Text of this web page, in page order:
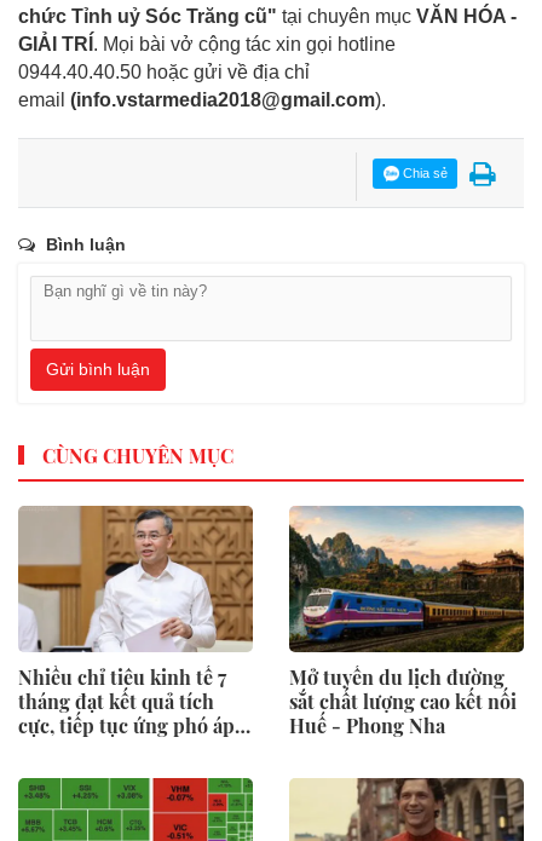
chức Tỉnh uỷ Sóc Trăng cũ" tại chuyên mục VĂN HÓA -
GIẢI TRÍ . Mọi bài vở cộng tác xin gọi hotline
0944.40.40.50 hoặc gửi về địa chỉ
email (info.vstarmedia2018@gmail.com).
Chia sẻ
Bình luận
Gửi bình luận
CÙNG CHUYÊN MỤC
Nhiều chỉ tiêu kinh tế 7
tháng đạt kết quả tích
cực, tiếp tục ứng phó áp
Mở tuyến du lịch đường
sắt chất lượng cao kết nối
Huế - Phong Nha